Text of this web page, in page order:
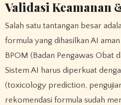
Validasi Keamanan
Salah satu tantangan besar
formula yang dihasilkan AI
BPOM (Badan Pengawas Obat
Sistem AI harus diperkuat
(toxicology prediction,
rekomendasi formula sudah